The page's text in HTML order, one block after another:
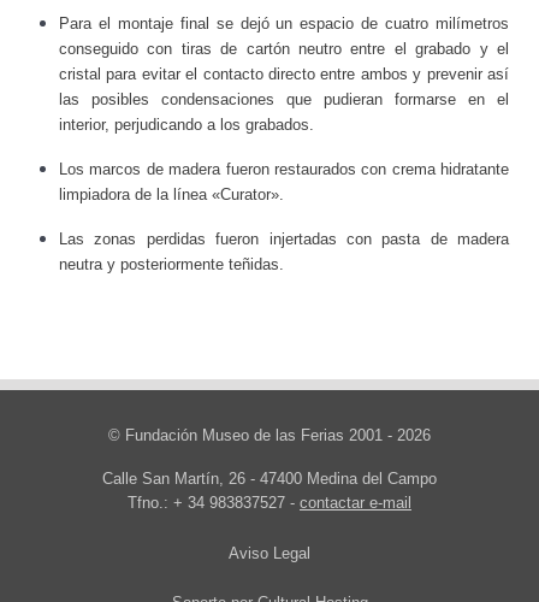
Para el montaje final se dejó un espacio de cuatro milímetros
conseguido con tiras de cartón neutro entre el grabado y el
cristal para evitar el contacto directo entre ambos y prevenir así
las posibles condensaciones que pudieran formarse en el
interior, perjudicando a los grabados.
Los marcos de madera fueron restaurados con crema hidratante
limpiadora de la línea «Curator».
Las zonas perdidas fueron injertadas con pasta de madera
neutra y posteriormente teñidas.
© Fundación Museo de las Ferias 2001 - 2026
Calle San Martín, 26 - 47400 Medina del Campo
Tfno.: + 34 983837527 - contactar e-mail
Aviso Legal